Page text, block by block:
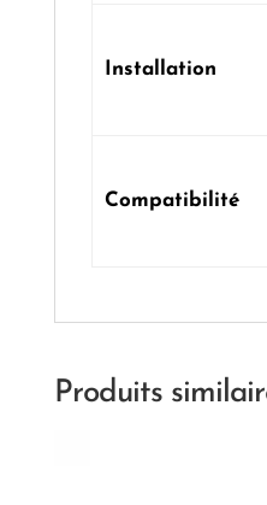
Installation
Compatibilité
Produits